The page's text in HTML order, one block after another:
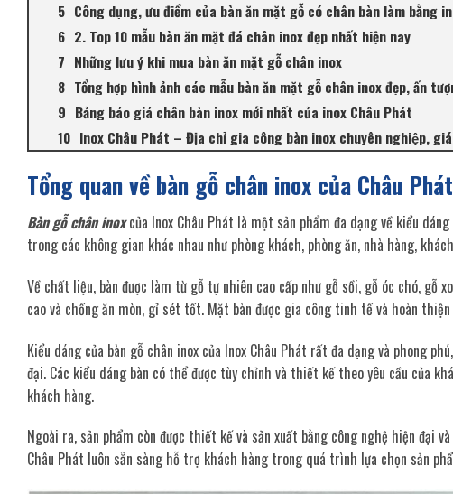
Công dụng, ưu điểm của bàn ăn mặt gỗ có chân bàn làm bằng
2. Top 10 mẫu bàn ăn mặt đá chân inox đẹp nhất hiện nay
Những lưu ý khi mua bàn ăn mặt gỗ chân inox
Tổng hợp hình ảnh các mẫu bàn ăn mặt gỗ chân inox đẹp, ấn
Bảng báo giá chân bàn inox mới nhất của inox Châu Phát
Inox Châu Phát – Địa chỉ gia công bàn inox chuyên nghiệp,
Tổng quan về bàn gỗ chân inox của Châu Phát
Bàn gỗ chân inoxcủa Inox Châu Phát là một sản phẩm đa dạng về kiểu
trong các không gian khác nhau như phòng khách, phòng ăn, nhà hàng,
Về chất liệu, bàn được làm từ gỗ tự nhiên cao cấp như gỗ sồi, gỗ óc chó, gỗ
cao và chống ăn mòn, gỉ sét tốt. Mặt bàn được gia công tinh tế và hoàn
Kiểu dáng của bàn gỗ chân inox của Inox Châu Phát rất đa dạng và phong
đại. Các kiểu dáng bàn có thể được tùy chỉnh và thiết kế theo yêu cầu của
khách hàng.
Ngoài ra, sản phẩm còn được thiết kế và sản xuất bằng công nghệ hiện đại
Châu Phát luôn sẵn sàng hỗ trợ khách hàng trong quá trình lựa chọn sản